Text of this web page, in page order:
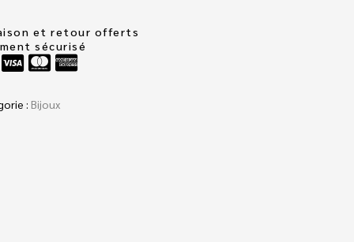
et retour offerts
sécurisé
: Bijoux